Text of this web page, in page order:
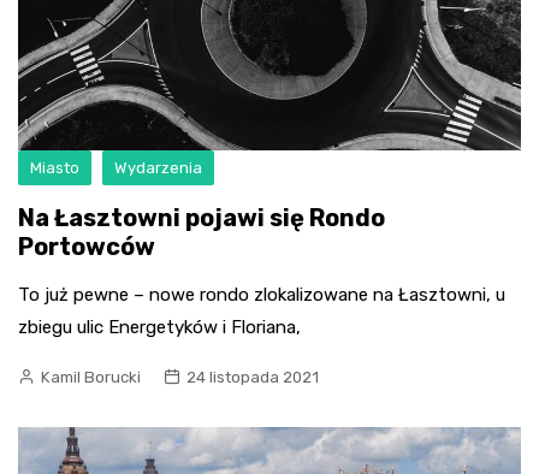
Miasto Wydarzenia
Na Łasztowni pojawi się Rondo
Portowców
To już pewne – nowe rondo zlokalizowane na Łasztowni, u
zbiegu ulic Energetyków i Floriana,
Kamil Borucki 24 listopada 2021